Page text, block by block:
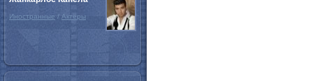
Иностранные / Актёры